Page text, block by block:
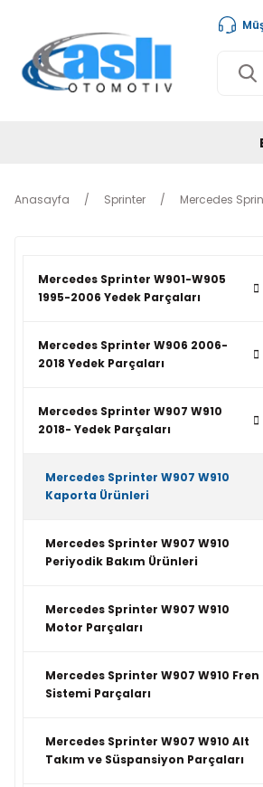
Anasayfa Sprinter Mercedes
Mercedes Sprinter W901-W905
1995-2006 Yedek Parçaları
Mercedes Sprinter W906 2006-
2018 Yedek Parçaları
Mercedes Sprinter W907 W910
2018- Yedek Parçaları
Mercedes Sprinter W907 W910
Kaporta Ürünleri
Mercedes Sprinter W907 W910
Periyodik Bakım Ürünleri
Mercedes Sprinter W907 W910
Motor Parçaları
Mercedes Sprinter W907 W910 Fren
Sistemi Parçaları
Mercedes Sprinter W907 W910 Alt
Takım ve Süspansiyon Parçaları